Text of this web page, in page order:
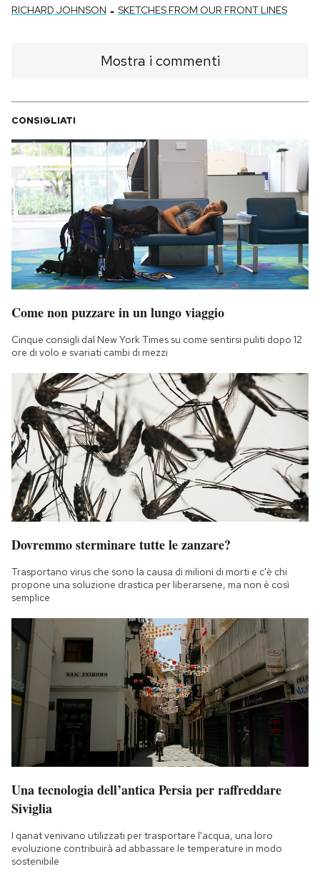
RICHARD JOHNSON - SKETCHES FROM OUR FRONT LINES
Mostra i commenti
CONSIGLIATI
Come non puzzare in un lungo viaggio
Cinque consigli dal New York Times su come sentirsi puliti dopo 12
ore di volo e svariati cambi di mezzi
Dovremmo sterminare tutte le zanzare?
Trasportano virus che sono la causa di milioni di morti e c'è chi
propone una soluzione drastica per liberarsene, ma non è così
semplice
Una tecnologia dell’antica Persia per raffreddare
Siviglia
I qanat venivano utilizzati per trasportare l'acqua, una loro
evoluzione contribuirà ad abbassare le temperature in modo
sostenibile